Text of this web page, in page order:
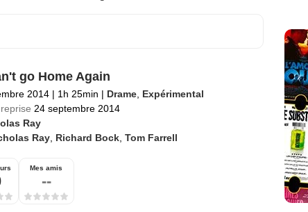
go Home Again
2014 | 1h 25min | Drame, Expérimental
24 septembre 2014
Ray
Ray, Richard Bock, Tom Farrell
Mes amis
--